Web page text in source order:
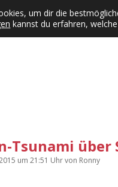
Menü öffnen
KFMW-Disco Dates
Tsunami über
um 21:51 Uhrvon Ronny
um dir die
kannst du erfahren,